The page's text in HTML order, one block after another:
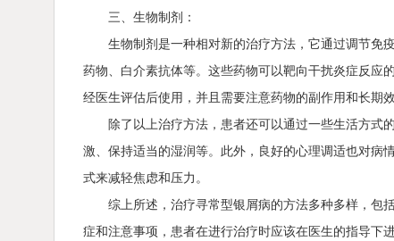
三、生物制剂：
生物制剂是一种相对新的治疗方法，它通过调节免
药物、白介素抗体等。这些药物可以靶向干扰炎症反应
经医生评估后使用，并且需要注意药物的副作用和长期效
除了以上治疗方法，患者还可以通过一些生活方式
激、保持适当的湿润等。此外，良好的心理调适也对病
式来减轻焦虑和压力。
综上所述，治疗寻常型银屑病的方法多种多样，包
症和注意事项，患者在进行治疗时应该在医生的指导下